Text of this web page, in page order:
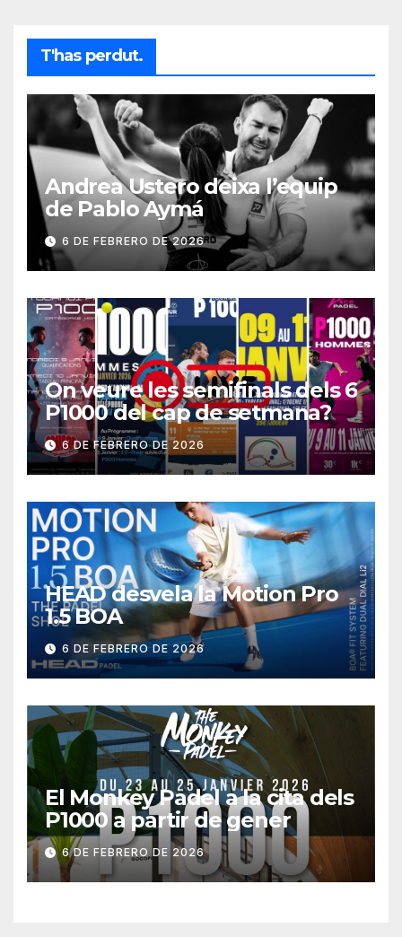
T'has perdut.
Andrea Ustero deixa l’equip
de Pablo Aymá
6 DE FEBRERO DE 2026
On veure les semifinals dels 6
P1000 del cap de setmana?
6 DE FEBRERO DE 2026
HEAD desvela la Motion Pro
1.5 BOA
6 DE FEBRERO DE 2026
El Monkey Padel a la cita dels
P1000 a partir de gener
6 DE FEBRERO DE 2026